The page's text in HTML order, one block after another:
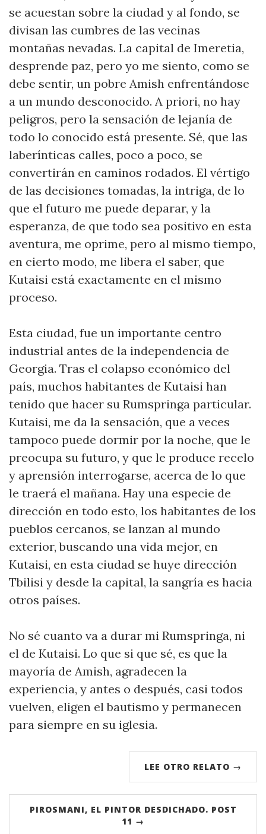
se acuestan sobre la ciudad y al fondo, se
divisan las cumbres de las vecinas
montañas nevadas. La capital de Imeretia,
desprende paz, pero yo me siento, como se
debe sentir, un pobre Amish enfrentándose
a un mundo desconocido. A priori, no hay
peligros, pero la sensación de lejanía de
todo lo conocido está presente. Sé, que las
laberínticas calles, poco a poco, se
convertirán en caminos rodados. El vértigo
de las decisiones tomadas, la intriga, de lo
que el futuro me puede deparar, y la
esperanza, de que todo sea positivo en esta
aventura, me oprime, pero al mismo tiempo,
en cierto modo, me libera el saber, que
Kutaisi está exactamente en el mismo
proceso.
Esta ciudad, fue un importante centro
industrial antes de la independencia de
Georgia. Tras el colapso económico del
país, muchos habitantes de Kutaisi han
tenido que hacer su Rumspringa particular.
Kutaisi, me da la sensación, que a veces
tampoco puede dormir por la noche, que le
preocupa su futuro, y que le produce recelo
y aprensión interrogarse, acerca de lo que
le traerá el mañana. Hay una especie de
dirección en todo esto, los habitantes de los
pueblos cercanos, se lanzan al mundo
exterior, buscando una vida mejor, en
Kutaisi, en esta ciudad se huye dirección
Tbilisi y desde la capital, la sangría es hacia
otros países.
No sé cuanto va a durar mi Rumspringa, ni
el de Kutaisi. Lo que si que sé, es que la
mayoría de Amish, agradecen la
experiencia, y antes o después, casi todos
vuelven, eligen el bautismo y permanecen
para siempre en su iglesia.
LEE OTRO RELATO →
PIROSMANI, EL PINTOR DESDICHADO. POST
11 →